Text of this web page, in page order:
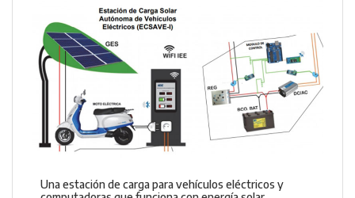
Una estación de carga para vehículos eléctricos y